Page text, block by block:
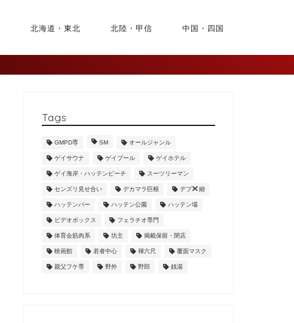
北海道・東北 北陸・甲信 中国・四国
Tags
GMPD専 SM オールジャンル
ゲイサウナ ゲイプール ゲイホテル
ゲイ海岸・ハッテンビーチ スーツリーマン
センズリ見せ合い デカマラ巨根 デブ 細
ハッテンバー ハッテン公園 ハッテン場
ビデオボックス フェラチオ専門
体育会筋肉系 坊主 掲載保留・閉店
映画館 若者中心 褌六尺 覆面マスク
親父フケ専 野外 野郎 銭湯